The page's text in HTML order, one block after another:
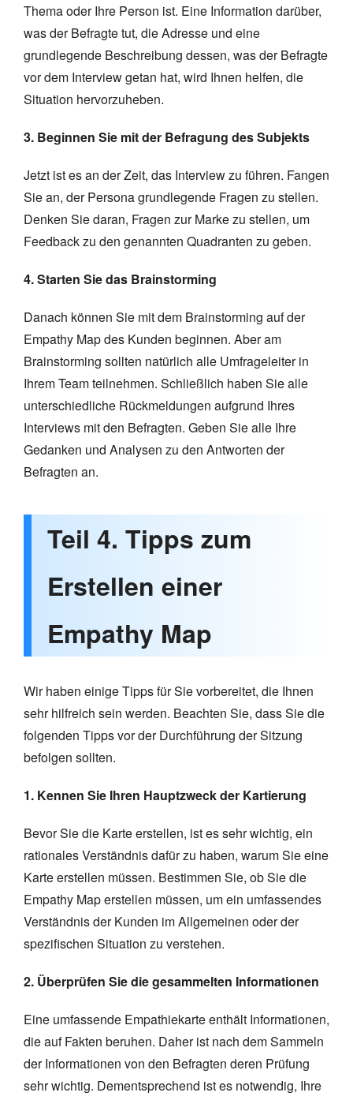
Thema oder Ihre Person ist. Eine Information darüber,
was der Befragte tut, die Adresse und eine
grundlegende Beschreibung dessen, was der Befragte
vor dem Interview getan hat, wird Ihnen helfen, die
Situation hervorzuheben.
3. Beginnen Sie mit der Befragung des Subjekts
Jetzt ist es an der Zeit, das Interview zu führen. Fangen
Sie an, der Persona grundlegende Fragen zu stellen.
Denken Sie daran, Fragen zur Marke zu stellen, um
Feedback zu den genannten Quadranten zu geben.
4. Starten Sie das Brainstorming
Danach können Sie mit dem Brainstorming auf der
Empathy Map des Kunden beginnen. Aber am
Brainstorming sollten natürlich alle Umfrageleiter in
Ihrem Team teilnehmen. Schließlich haben Sie alle
unterschiedliche Rückmeldungen aufgrund Ihres
Interviews mit den Befragten. Geben Sie alle Ihre
Gedanken und Analysen zu den Antworten der
Befragten an.
Teil 4. Tipps zum
Erstellen einer
Empathy Map
Wir haben einige Tipps für Sie vorbereitet, die Ihnen
sehr hilfreich sein werden. Beachten Sie, dass Sie die
folgenden Tipps vor der Durchführung der Sitzung
befolgen sollten.
1. Kennen Sie Ihren Hauptzweck der Kartierung
Bevor Sie die Karte erstellen, ist es sehr wichtig, ein
rationales Verständnis dafür zu haben, warum Sie eine
Karte erstellen müssen. Bestimmen Sie, ob Sie die
Empathy Map erstellen müssen, um ein umfassendes
Verständnis der Kunden im Allgemeinen oder der
spezifischen Situation zu verstehen.
2. Überprüfen Sie die gesammelten Informationen
Eine umfassende Empathiekarte enthält Informationen,
die auf Fakten beruhen. Daher ist nach dem Sammeln
der Informationen von den Befragten deren Prüfung
sehr wichtig. Dementsprechend ist es notwendig, Ihre